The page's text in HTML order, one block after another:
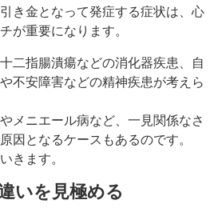
き金となって発症する症状は、心
が重要になります。
二指腸潰瘍などの消化器疾患、自
不安障害などの精神疾患が考えら
メニエール病など、一見関係なさ
因となるケースもあるのです。
きます。
いを見極める